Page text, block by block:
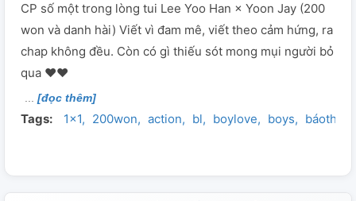
CP số một trong lòng tui Lee Yoo Han × Yoon Jay (200
won và danh hài) Viết vì đam mê, viết theo cảm hứng, ra
chap không đều. Còn có gì thiếu sót mong mụi người bỏ
qua ❤❤
[đọc thêm]
Tags: 1×1 200won action bl boylove boys báothù